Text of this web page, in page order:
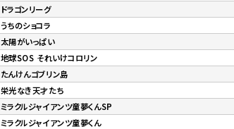
ドラゴンリーグ
うちのショコラ
太陽がいっぱい
地球SOS それいけコロリン
たんけんゴブリン島
栄光なき天才たち
ミラクルジャイアンツ童夢くんSP
ミラクルジャイアンツ童夢くん